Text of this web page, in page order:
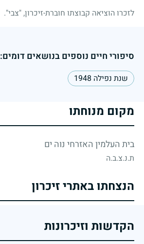
לזכרו הוציאה קבוצתו חוברת-זיכרון, "צבי".
סיפורי חיים נוספים בנושאים דומים:
שנת נפילה 1948
מקום מנוחתו
בית העלמין האזרחי נוה ים
ת.נ.צ.ב.ה
הנצחתו באתרי זיכרון
הקדשות וזיכרונות